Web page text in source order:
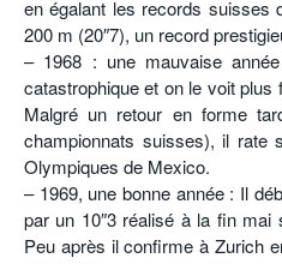
en égalant les records suisses
200 m (20″7), un record
– 1968 : une mauvaise
catastrophique et on le voit plus
Malgré un retour en forme
championnats suisses), il rate
Olympiques de Mexico.
– 1969, une bonne année : Il
par un 10″3 réalisé à la fin mai
Peu après il confirme à Zurich